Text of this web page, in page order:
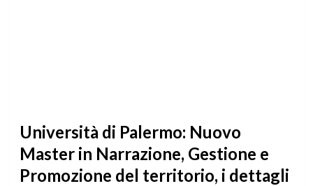
Università di Palermo: Nuovo
Master in Narrazione, Gestione e
Promozione del territorio, i dettagli